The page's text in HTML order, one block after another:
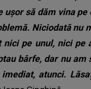
ușor să dăm vina pe
Niciodată nu
nici pe unul, nici pe
bârfe, dar nu am
atunci.